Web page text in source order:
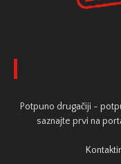
Potpuno drugačiji -
saznajte prvi na